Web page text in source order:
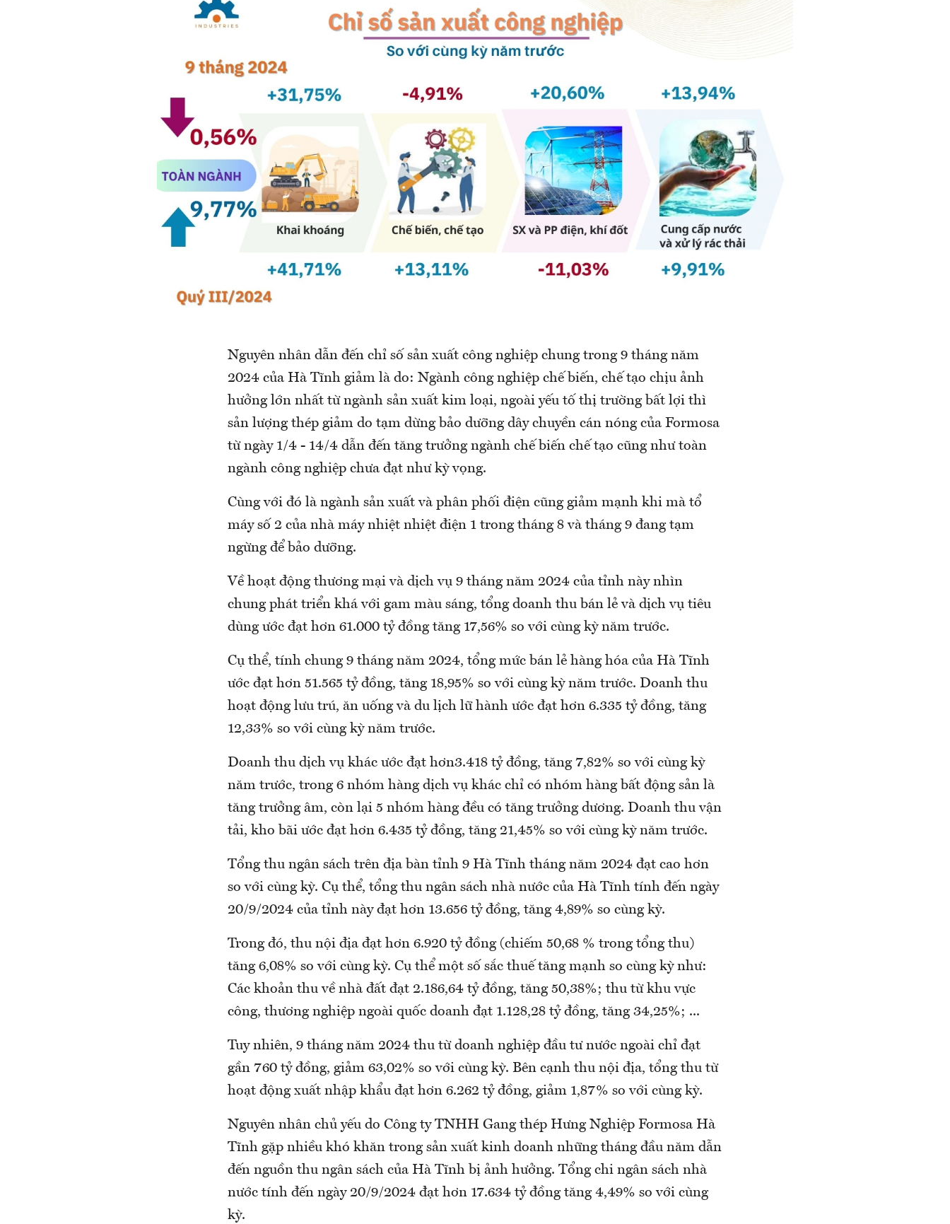
Nguyên nhân dẫn đến chỉ số sản xuất công nghiệp chung trong 9 tháng năm
2024 của Hà Tĩnh giảm là do: Ngành công nghiệp chế biến, chế tạo chịu ảnh
hưởng lớn nhất từ ngành sản xuất kim loại, ngoài yếu tố thị trường bất lợi thì
sản lượng thép giảm do tạm dừng bảo dưỡng dây chuyền cán nóng của Formosa
từ ngày 1/4 - 14/4 dẫn đến tăng trưởng ngành chế biến chế tạo cũng như toàn
ngành công nghiệp chưa đạt như kỳ vọng.
Cùng với đó là ngành sản xuất và phân phối điện cũng giảm mạnh khi mà tổ
máy số 2 của nhà máy nhiệt nhiệt điện 1 trong tháng 8 và tháng 9 đang tạm
ngừng để bảo dưỡng.
Về hoạt động thương mại và dịch vụ 9 tháng năm 2024 của tỉnh này nhìn
chung phát triển khá với gam màu sáng, tổng doanh thu bán lẻ và dịch vụ tiêu
dùng ước đạt hơn 61.000 tỷ đồng tăng 17,56% so với cùng kỳ năm trước.
Cụ thể, tính chung 9 tháng năm 2024, tổng mức bán lẻ hàng hóa của Hà Tĩnh
ước đạt hơn 51.565 tỷ đồng, tăng 18,95% so với cùng kỳ năm trước. Doanh thu
hoạt động lưu trú, ăn uống và du lịch lữ hành ước đạt hơn 6.335 tỷ đồng, tăng
12,33% so với cùng kỳ năm trước.
Doanh thu dịch vụ khác ước đạt hơn3.418 tỷ đồng, tăng 7,82% so với cùng kỳ
năm trước, trong 6 nhóm hàng dịch vụ khác chỉ có nhóm hàng bất động sản là
tăng trưởng âm, còn lại 5 nhóm hàng đều có tăng trưởng dương. Doanh thu vận
tải, kho bãi ước đạt hơn 6.435 tỷ đồng, tăng 21,45% so với cùng kỳ năm trước.
Tổng thu ngân sách trên địa bàn tỉnh 9 Hà Tĩnh tháng năm 2024 đạt cao hơn
so với cùng kỳ. Cụ thể, tổng thu ngân sách nhà nước của Hà Tĩnh tính đến ngày
20/9/2024 của tỉnh này đạt hơn 13.656 tỷ đồng, tăng 4,89% so cùng kỳ.
Trong đó, thu nội địa đạt hơn 6.920 tỷ đồng (chiếm 50,68 % trong tổng thu)
tăng 6,08% so với cùng kỳ. Cụ thể một số sắc thuế tăng mạnh so cùng kỳ như:
Các khoản thu về nhà đất đạt 2.186,64 tỷ đồng, tăng 50,38%; thu từ khu vực
công, thương nghiệp ngoài quốc doanh đạt 1.128,28 tỷ đồng, tăng 34,25%; ...
Tuy nhiên, 9 tháng năm 2024 thu từ doanh nghiệp đầu tư nước ngoài chỉ đạt
gần 760 tỷ đồng, giảm 63,02% so với cùng kỳ. Bên cạnh thu nội địa, tổng thu từ
hoạt động xuất nhập khẩu đạt hơn 6.262 tỷ đồng, giảm 1,87% so với cùng kỳ.
Nguyên nhân chủ yếu do Công ty TNHH Gang thép Hưng Nghiệp Formosa Hà
Tĩnh gặp nhiều khó khăn trong sản xuất kinh doanh những tháng đầu năm dẫn
đến nguồn thu ngân sách của Hà Tĩnh bị ảnh hưởng. Tổng chi ngân sách nhà
nước tính đến ngày 20/9/2024 đạt hơn 17.634 tỷ đồng tăng 4,49% so với cùng
kỳ.